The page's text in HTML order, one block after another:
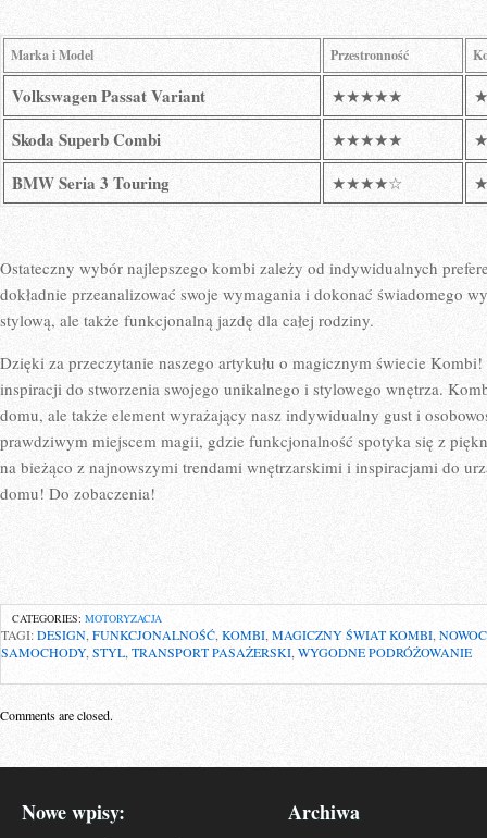
Marka i⁤ Model Przestronność
Volkswagen Passat Variant ★★★★★
Skoda Superb Combi ★★★★★
BMW Seria 3 Touring ★★★★☆
Ostateczny ⁤wybór najlepszego kombi zależy od⁢ indywidualnych⁣
dokładnie ⁢przeanalizować⁢ swoje wymagania ‍i dokonać świadomego
stylową, ale ‍także funkcjonalną jazdę⁣ dla całej rodziny.
Dzięki ⁣za przeczytanie naszego artykułu o magicznym świecie Kombi!
inspiracji do stworzenia swojego ⁢unikalnego i ​stylowego wnętrza.
domu, ale także element wyrażający nasz indywidualny⁤ gust i
prawdziwym miejscem magii, ‌gdzie ‍funkcjonalność spotyka się ​z
na ‌bieżąco z ​najnowszymi trendami wnętrzarskimi i inspiracjami⁢ do
domu! Do zobaczenia!
CATEGORIES: MOTORYZACJA
TAGI:DESIGN FUNKCJONALNOŚĆ, KOMBI MAGICZNY ŚWIAT KOMBI
SAMOCHODY, STYL, TRANSPORT PASAŻERSKI, WYGODNE PODRÓŻOWANIE
Comments are closed.
Nowe wpisy: Archiwa